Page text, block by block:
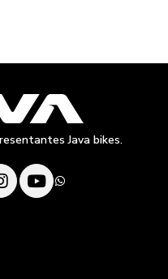
Java bikes.